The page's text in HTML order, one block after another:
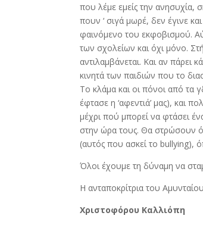
που λέμε εμείς την ανησυχία,
πουν ‘ σιγά μωρέ, δεν έγινε
φαινόμενο του εκφοβισμού.
των σχολείων και όχι μόνο.
αντιλαμβάνεται. Και αν πάρει
κινητά των παιδιών που το
Το κλάμα και οι πόνοι από τα
έφτασε η ‘αφεντιά’ μας), και
μέχρι πού μπορεί να φτάσει
στην ώρα τους. Θα στρώσουν
(αυτός που ασκεί το bullying),
Όλοι έχουμε τη δύναμη να
Η ανταποκρίτρια του Αμυνταίου
Χριστοφόρου Καλλιόπη